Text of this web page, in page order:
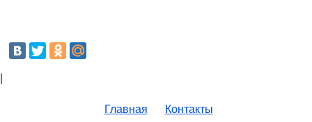
Главная Контакты